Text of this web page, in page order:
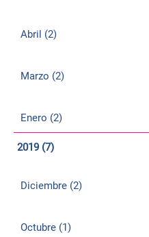
Abril (2)
Marzo (2)
Enero (2)
2019 (7)
Diciembre (2)
Octubre (1)